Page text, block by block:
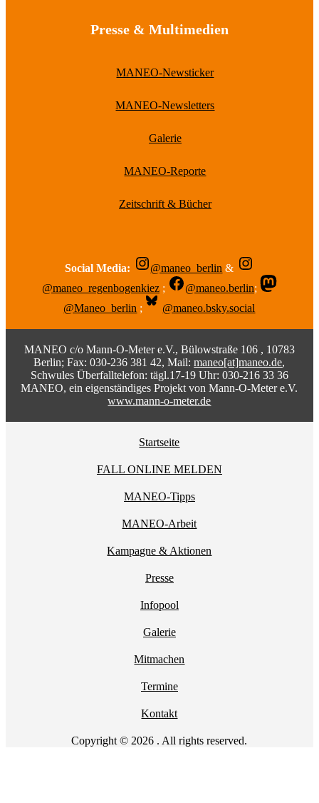
Presse & Multimedien
MANEO-Newsticker
MANEO-Newsletters
Galerie
MANEO-Reporte
Zeitschrift & Bücher
Social Media: @maneo_berlin &
@maneo_regenbogenkiez ; @maneo.berlin;
@Maneo_berlin ; @maneo.bsky.social
MANEO c/o Mann-O-Meter e.V., Bülowstraße 106 , 10783
Berlin; Fax: 030-236 381 42, Mail:maneo[at]maneo.de,
Schwules Überfalltelefon: tägl.17-19 Uhr: 030-216 33 36
MANEO, ein eigenständiges Projekt von Mann-O-Meter e.V.
www.mann-o-meter.de
Startseite
FALL ONLINE MELDEN
MANEO-Tipps
MANEO-Arbeit
Kampagne & Aktionen
Presse
Infopool
Galerie
Mitmachen
Termine
Kontakt
Copyright © 2026 . All rights reserved.